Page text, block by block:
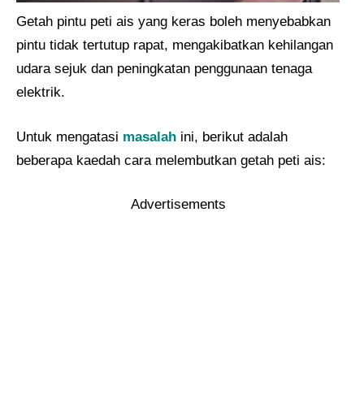
Getah pintu peti ais yang keras boleh menyebabkan
pintu tidak tertutup rapat, mengakibatkan kehilangan
udara sejuk dan peningkatan penggunaan tenaga
elektrik.
Untuk mengatasi masalah ini, berikut adalah
beberapa kaedah cara melembutkan getah peti ais:
Advertisements